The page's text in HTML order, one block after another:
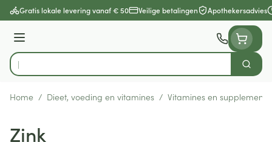
Ga naar de inhoud
Gratis lokale levering vanaf € 50 Veilige betalingen Apothekersadvies
Menu
Product, merk, categorie...
Zoek
Home / Dieet, voeding en vitamines / Vitamines en
Zink